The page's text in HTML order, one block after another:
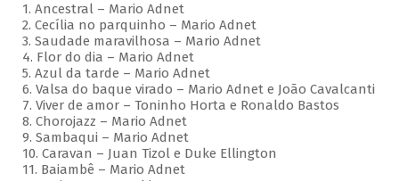
1. Ancestral – Mario Adnet
2. Cecília no parquinho – Mario Adnet
3. Saudade maravilhosa – Mario Adnet
4. Flor do dia – Mario Adnet
5. Azul da tarde – Mario Adnet
6. Valsa do baque virado – Mario Adnet e João Cavalcanti
7. Viver de amor – Toninho Horta e Ronaldo Bastos
8. Chorojazz – Mario Adnet
9. Sambaqui – Mario Adnet
10. Caravan – Juan Tizol e Duke Ellington
11. Baiambê – Mario Adnet